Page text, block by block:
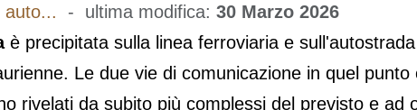
auto... - ultima modifica: 30 Marzo 2026
è precipitata sulla linea ferroviaria e
Le due vie di comunicazione in quel
rivelati da subito più complessi del previsto e